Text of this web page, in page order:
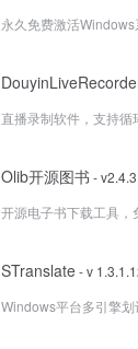
永久免费激活
直播录制软件，支持循
Olib开源图书 - v2.4.3
开源电子书下载工具
STranslate- v
Windows平台多引擎